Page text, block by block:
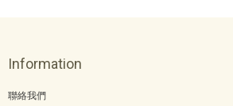
Information
聯絡我們